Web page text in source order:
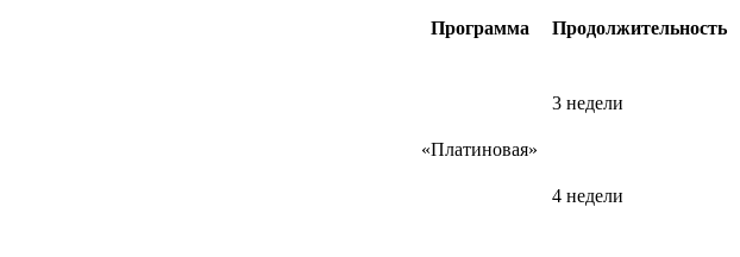
Программа Продолжительность
«Платиновая»
3 недели
4 недели